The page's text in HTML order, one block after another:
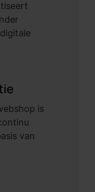
is
van